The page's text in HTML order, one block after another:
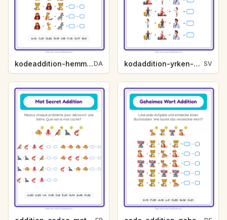
kodeaddition-hemmeligt-ord-zoodyr-4a6bDA kodaddition-yrken-a25a SV